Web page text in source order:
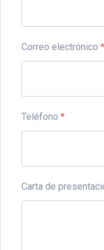
Correo electrónico *
Teléfono *
Carta de